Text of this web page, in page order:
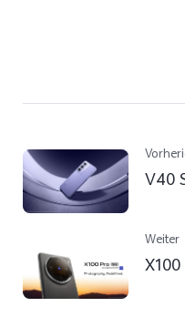
V40
Weiter